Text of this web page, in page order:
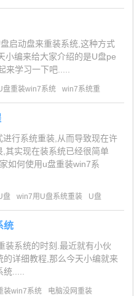
启动盘来重装系统,这种方式
小编来给大家介绍的是U盘pe
来学习一下吧.....
盘重装win7系统
win7系统重
行系统重装,从而导致现在许
其实现在装系统已经很简单
如何使用u盘重装win7系
盘 win7用U盘系统重装
U盘
统
装系统的时刻.最近就有小伙
详细教程,那么今天小编就来
.....
装win7系统
电脑没网重装